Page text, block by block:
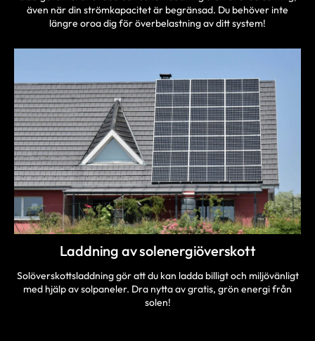
även när din strömkapacitet är begränsad. Du behöver inte
längre oroa dig för överbelastning av ditt system!
Laddning av solenergiöverskott
Solöverskottsladdning gör att du kan ladda billigt och miljövänligt
med hjälp av solpaneler. Dra nytta av gratis, grön energi från
solen!